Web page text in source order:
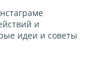
и
идеи и советы